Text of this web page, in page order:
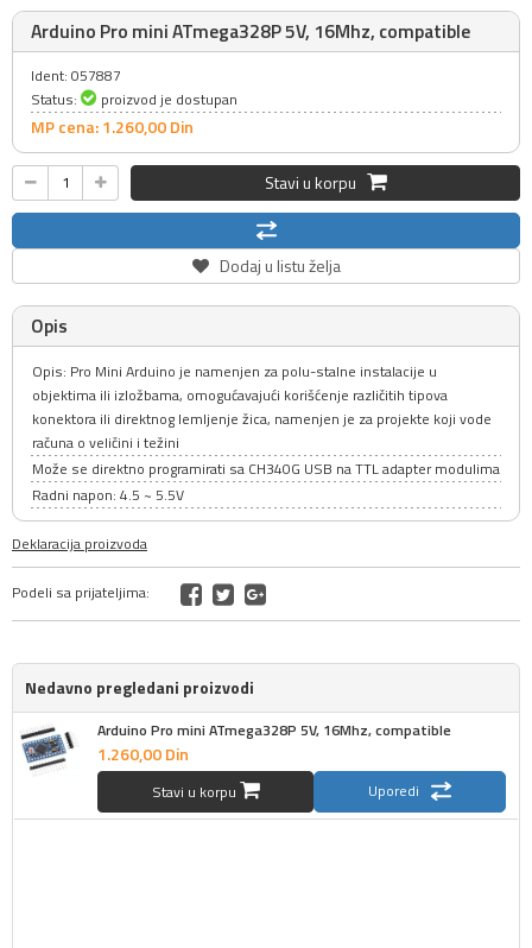
Arduino Pro mini ATmega328P 5V, 16Mhz, compatible
Ident: 057887
Status:
proizvod je dostupan
MP cena: 1.260,00Din
Stavi u korpu
Dodaj u listu želja
Opis
Opis: Pro Mini Arduino je namenjen za polu-stalne instalacije u
objektima ili izložbama, omogućavajući korišćenje različitih tipova
konektora ili direktnog lemljenje žica, namenjen je za projekte koji vode
računa o veličini i težini
Može se direktno programirati sa CH340G USB na TTL adapter modulima
Radni napon: 4.5 ~ 5.5V
Deklaracija proizvoda
Podeli sa prijateljima:
Nedavno pregledani proizvodi
Arduino Pro mini ATmega328P 5V, 16Mhz, compatible
1.260,00Din
Stavi u korpu Uporedi